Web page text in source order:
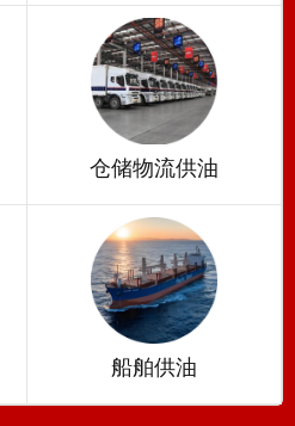
仓储物流供油
船舶供油